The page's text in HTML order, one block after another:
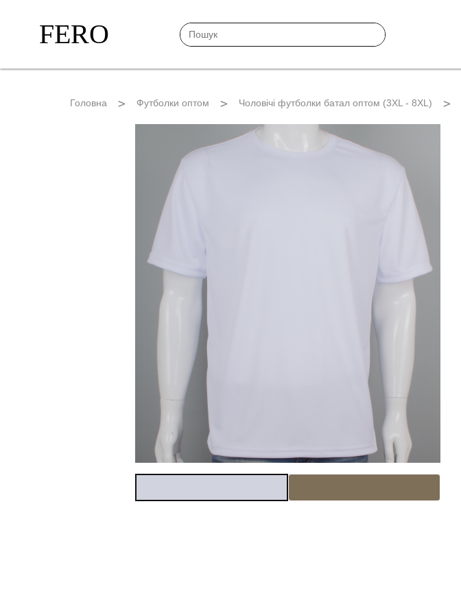
FERO
Головна Футболки оптом Чоловічі футболки батал оптом (3XL - 8XL)